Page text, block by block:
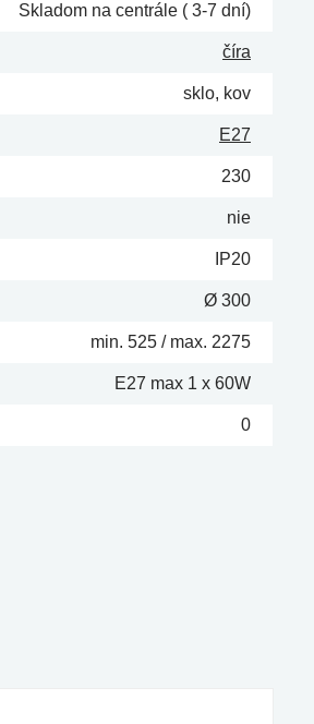
Skladom na centrále ( 3-7 dní)
číra
sklo, kov
E27
230
nie
IP20
Ø 300
min. 525 / max. 2275
E27 max 1 x 60W
0